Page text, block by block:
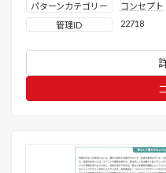
パターンカテゴリー
コンセプト
管理ID
22718